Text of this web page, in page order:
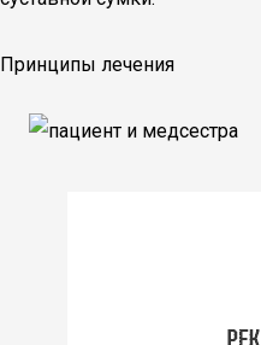
Принципы лечения